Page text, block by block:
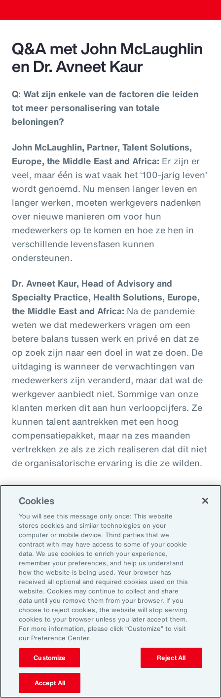
Q&A met John McLaughlin
en Dr. Avneet Kaur
Q: Wat zijn enkele van de factoren die leiden
tot meer personalisering van totale
beloningen?
John McLaughlin, Partner, Talent Solutions,
Europe, the Middle East and Africa: Er zijn er
veel, maar één is wat vaak het ‘100-jarig leven’
wordt genoemd. Nu mensen langer leven en
langer werken, moeten werkgevers nadenken
over nieuwe manieren om voor hun
medewerkers op te komen en hoe ze hen in
verschillende levensfasen kunnen
ondersteunen.
Dr. Avneet Kaur, Head of Advisory and
Specialty Practice, Health Solutions, Europe,
the Middle East and Africa: Na de pandemie
weten we dat medewerkers vragen om een
betere balans tussen werk en privé en dat ze
op zoek zijn naar een doel in wat ze doen. De
uitdaging is wanneer de verwachtingen van
medewerkers zijn veranderd, maar dat wat de
werkgever aanbiedt niet. Sommige van onze
klanten merken dit aan hun verloopcijfers. Ze
kunnen talent aantrekken met een hoog
compensatiepakket, maar na zes maanden
vertrekken ze als ze zich realiseren dat dit niet
de organisatorische ervaring is die ze wilden.
Q: Hoe zien we dat bedrijven deze situatie
vermijden?
John:Het komt erop neer dat werkgevers een
EVP moeten ontwikkelen die altijd actueel
blijft, flexibel is en rekening houdt met de
verschillende behoeften van de huidige,
diverse beroepsbevolking. We weten dat er
ontwrichtende en onvoorspelbare
gebeurtenissen kunnen plaatsvinden; met een
EVP die altijd actueel blijft, kan een
organisatie aan bepaalde hefbomen trekken
om ervoor te zorgen dat de
medewerkerservaring in volatiliteit blijft
aanslaan bij elk segment van het
personeelsbestand.
Cookies
You will see this message only once: This website
stores cookies and similar technologies on your
computer or mobile device. Third parties that we
contract with may have access to some of your cookie
data. We use cookies to enrich your experience,
remember your preferences, and help us understand
how the website is being used. Your browser has
received all optional and required cookies used on this
website. Cookies may continue to collect and share
data until you remove them from your browser. If you
choose to reject cookies, the website will stop serving
cookies to your browser unless you later accept them.
For more information, please click “Customize” to visit
our Preference Center.
Customize Reject All
Accept All